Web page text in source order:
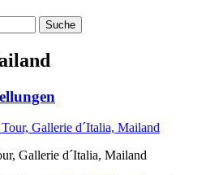
Gallerie d´Italia, Mailand